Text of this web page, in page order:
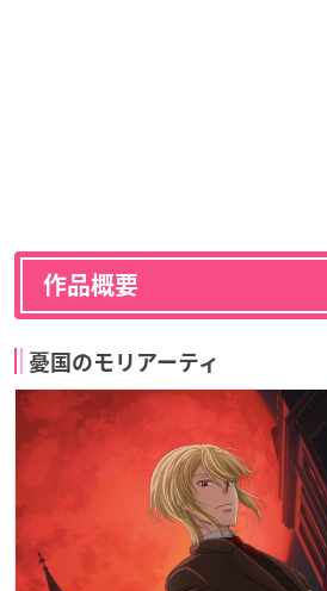
作品概要
憂国のモリアーティ